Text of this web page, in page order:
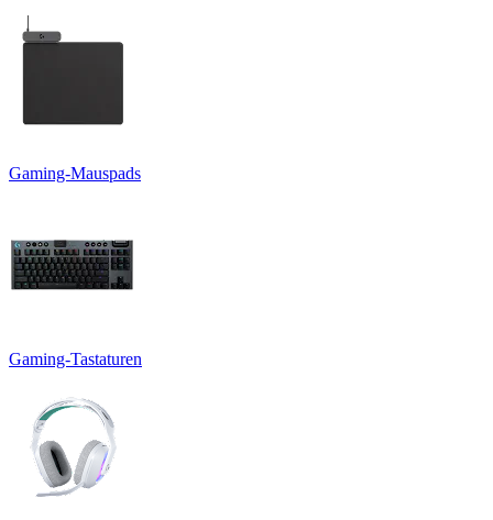
Gaming-Mauspads
Gaming-Tastaturen